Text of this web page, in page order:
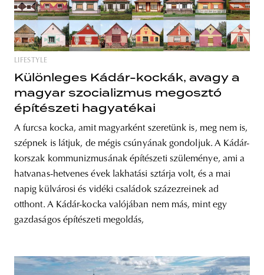
LIFESTYLE
Különleges Kádár-kockák, avagy a
magyar szocializmus megosztó
építészeti hagyatékai
A furcsa kocka, amit magyarként szeretünk is, meg nem is,
szépnek is látjuk, de mégis csúnyának gondoljuk. A Kádár-
korszak kommunizmusának építészeti szüleménye, ami a
hatvanas-hetvenes évek lakhatási sztárja volt, és a mai
napig külvárosi és vidéki családok százezreinek ad
otthont. A Kádár-kocka valójában nem más, mint egy
gazdaságos építészeti megoldás,